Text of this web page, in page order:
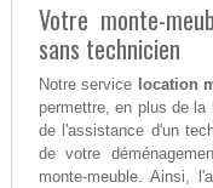
Votre monte-
sans technicien
Notre service location
permettre, en plus de la
de l'assistance d'un
de votre
monte-meuble. Ainsi,